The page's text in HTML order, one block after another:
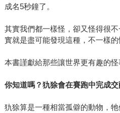
成名5秒鐘了。
其實我們都一樣怪，卻又怪得很
實就是盡可能發現這種，不一樣的
本書謹獻給那些讓世界更有趣的怪
你知道嗎？犰狳會在賽跑中完成
犰狳算是一種相當孤僻的動物，